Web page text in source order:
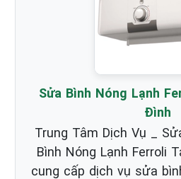
Sửa Bình Nóng Lạnh
Đình
Trung Tâm Dịch Vụ _
Bình Nóng Lạnh Ferroli
cung cấp dịch vụ sửa